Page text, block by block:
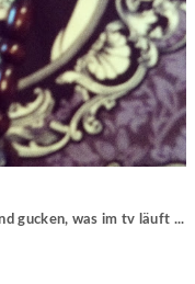
gucken, was im tv läuft ...